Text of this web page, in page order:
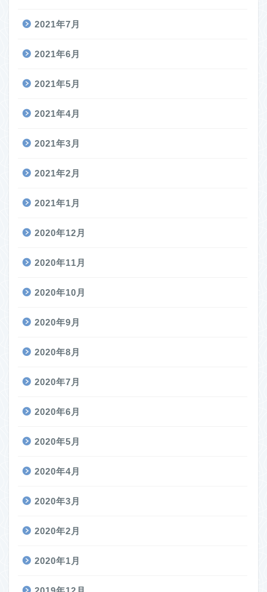
2021年7月
2021年6月
2021年5月
2021年4月
2021年3月
2021年2月
2021年1月
2020年12月
2020年11月
2020年10月
2020年9月
2020年8月
2020年7月
2020年6月
2020年5月
2020年4月
2020年3月
2020年2月
2020年1月